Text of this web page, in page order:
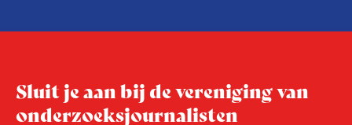
Sluit je aan bij de vereniging van
onderzoeksjournalisten